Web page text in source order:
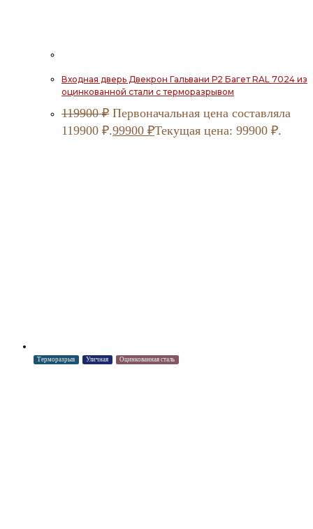
Входная дверь Двекрон Гальвани Р2 Багет RAL 7024 из
оцинкованной стали с терморазрывом
119900₽ Первоначальная цена составляла
119900 ₽.99900 ₽Текущая цена: 99900 ₽.
Терморазрыв Уличная Оцинкованная сталь